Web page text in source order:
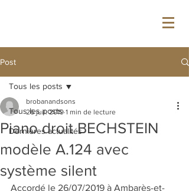
Post
Tous les posts
Dernières actualités
Tous les posts
Piano droit BECHSTEIN
modèle A.124 avec
système silent
brobanandsons
26 juil. 2019 1 min de lecture
Accordé le 26/07/2019 à Ambarès-et-